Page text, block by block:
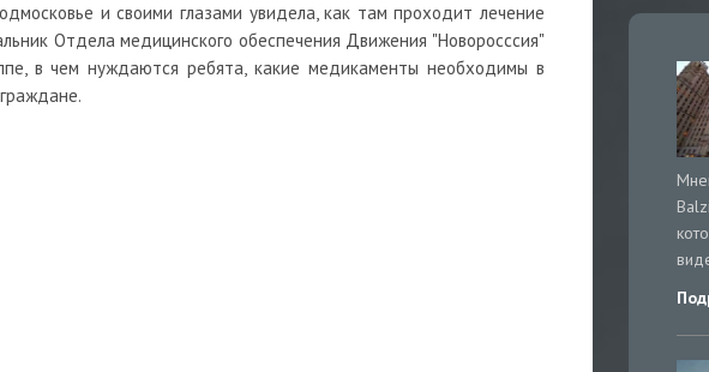
и своими глазами увидела, как там проходит лечение
Отдела медицинского обеспечения Движения "Новоросссия"
в чем нуждаются ребята, какие медикаменты необходимы в